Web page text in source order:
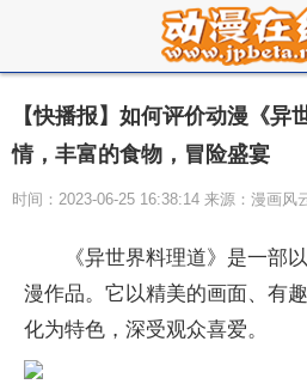
【快播报】如何评价动漫《异
情，丰富的食物，冒险盛宴
时间：2023-06-25 16:38:14 来源：漫画风
《异世界料理道》是一部
漫作品。它以精美的画面、有
化为特色，深受观众喜爱。